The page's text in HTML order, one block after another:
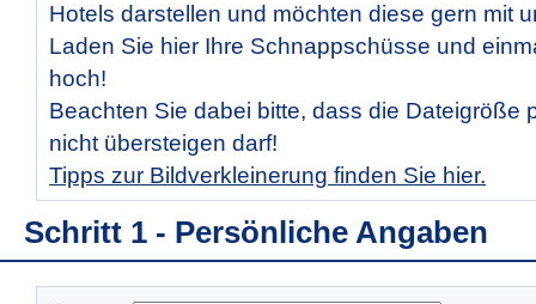
Hotels darstellen und möchten diese gern mit
Laden Sie hier Ihre Schnappschüsse und
hoch!
Beachten Sie dabei bitte, dass die Dateigröße
nicht übersteigen darf!
Tipps zur Bildverkleinerung finden Sie hier.
Schritt 1 - Persönliche Angaben